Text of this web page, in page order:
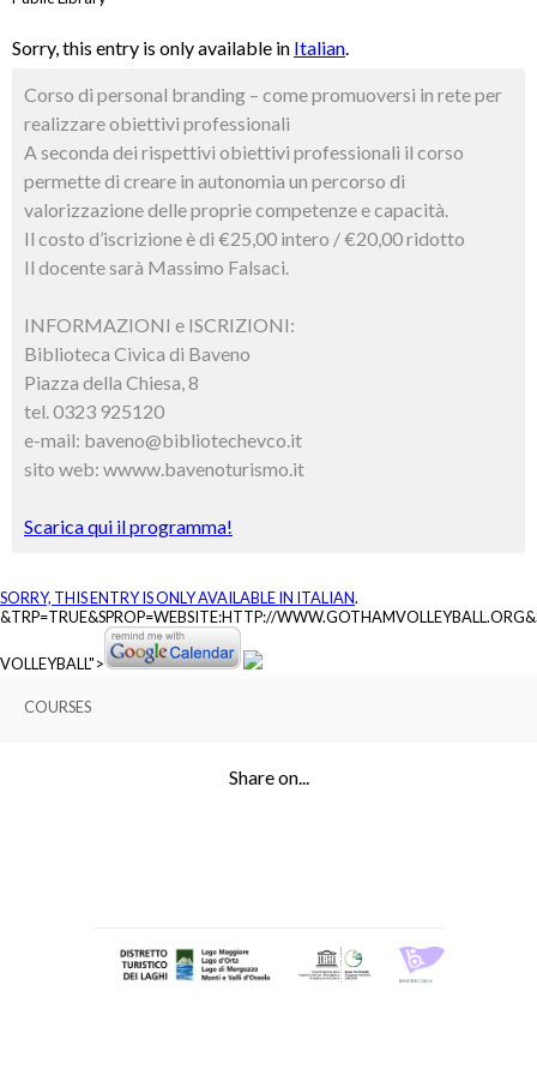
Sorry, this entry is only available in Italian.
Corso di personal branding – come promuoversi in rete per
realizzare obiettivi professionali
A seconda dei rispettivi obiettivi professionali il corso
permette di creare in autonomia un percorso di
valorizzazione delle proprie competenze e capacità.
Il costo d’iscrizione è di €25,00 intero / €20,00 ridotto
Il docente sarà Massimo Falsaci.
INFORMAZIONI e ISCRIZIONI:
Biblioteca Civica di Baveno
Piazza della Chiesa, 8
tel. 0323 925120
e-mail: baveno@bibliotechevco.it
sito web: wwww.bavenoturismo.it
Scarica qui il programma!
SORRY, THIS ENTRY IS ONLY AVAILABLE IN ITALIAN.
&TRP=TRUE&SPROP=WEBSITE:HTTP://
VOLLEYBALL">
COURSES
Share on...